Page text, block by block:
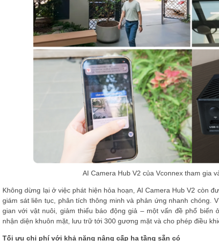
AI Camera Hub V2 của Vconnex tham gia
Không dừng lại ở việc phát hiện hỏa hoạn, AI Camera Hub V2 còn
giám sát liên tục, phân tích thông minh và phản ứng nhanh chóng.
gian với vật nuôi, giảm thiểu báo động giả – một vấn đề phổ biến
nhận diện khuôn mặt, lưu trữ tới 300 gương mặt và cho phép điều
Tối ưu chi phí với khả năng nâng cấp hạ tầng sẵn có